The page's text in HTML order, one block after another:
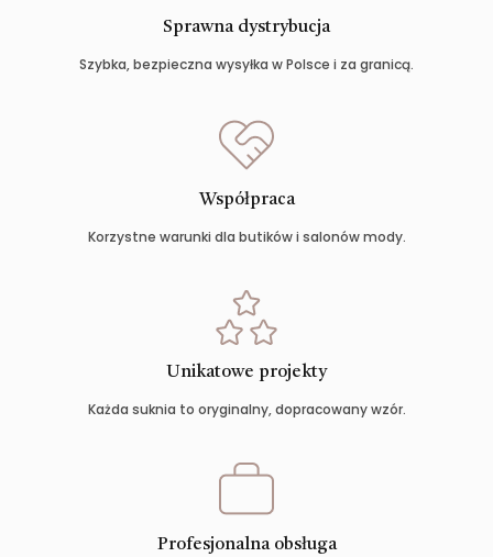
Sprawna dystrybucja
Szybka, bezpieczna wysyłka w Polsce i za granicą.
Współpraca
Korzystne warunki dla butików i salonów mody.
Unikatowe projekty
Każda suknia to oryginalny, dopracowany wzór.
Profesjonalna obsługa